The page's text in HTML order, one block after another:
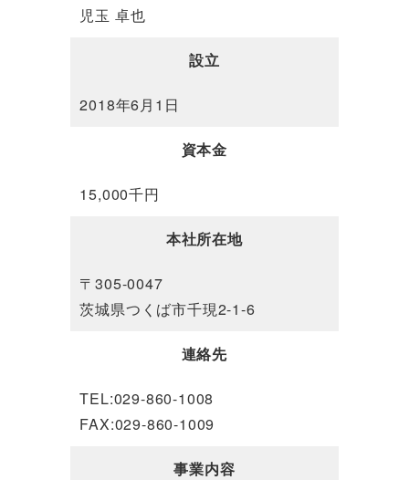
児玉 卓也
設立
2018年6月1日
資本金
15,000千円
本社所在地
〒305-0047
茨城県つくば市千現2-1-6
連絡先
TEL:029-860-1008
FAX:029-860-1009
事業内容